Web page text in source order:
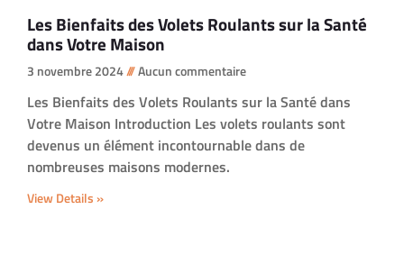
Les Bienfaits des Volets Roulants sur la Santé
dans Votre Maison
3 novembre 2024 Aucun commentaire
Les Bienfaits des Volets Roulants sur la Santé dans
Votre Maison Introduction Les volets roulants sont
devenus un élément incontournable dans de
nombreuses maisons modernes.
View Details »